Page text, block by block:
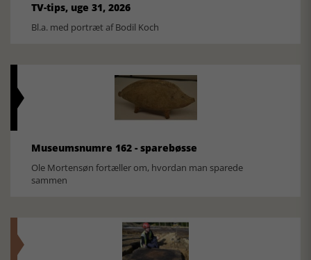
TV-tips, uge 31, 2026
Bl.a. med portræt af Bodil Koch
Museumsnumre 162 - sparebøsse
Ole Mortensøn fortæller om, hvordan man sparede
sammen